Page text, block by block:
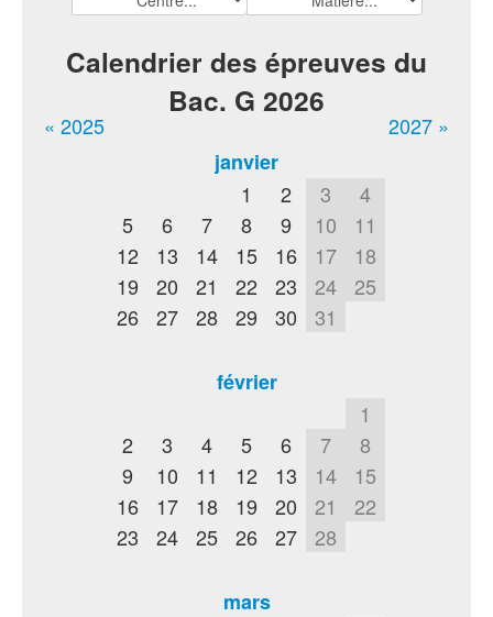
Calendrier des épreuves du
Bac. G 2026
« 2025
2027 »
janvier
1
2 3
4
5
6 7 8 9 10
11
12
13 14 15 16 17
18
19
20 21 22 23 24
25
26
27 28 29 30 31
février
1
2
3 4 5 6 7
8
9
10 11 12 13 14
15
16
17 18 19 20 21
22
23
24 25 26 27 28
mars